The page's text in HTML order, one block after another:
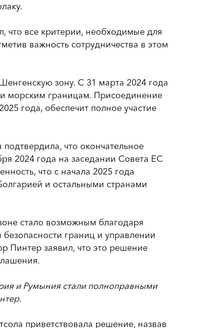
что все критерии, необходимые для
важность сотрудничества в этом
зону. С 31 марта 2024 года
морским границам. Присоединение
года, обеспечит полное участие
что окончательное
2024 года на заседании Совета ЕС
что с начала 2025 года
и остальными странами
стало возможным благодаря
границ и управлении
Пинтер заявил, что это решение
и Румыния стали полноправными
приветствовала решение, назвав